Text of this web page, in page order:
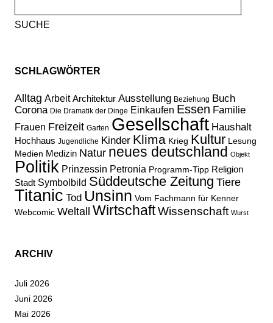
nach:
SCHLAGWÖRTER
Alltag Arbeit Architektur Ausstellung Beziehung Buch
Corona Die Dramatik der Dinge Einkaufen Essen Familie
Frauen Freizeit Garten Gesellschaft Haushalt
Hochhaus Jugendliche Kinder Klima Krieg Kultur Lesung
Medien Medizin Natur neues deutschland Objekt
Politik Prinzessin Petronia Programm-Tipp Religion
Stadt Symbolbild Süddeutsche Zeitung Tiere
Titanic Tod Unsinn Vom Fachmann für Kenner
Webcomic Weltall WirtschaftWissenschaft Wurst
ARCHIV
Juli 2026
Juni 2026
Mai 2026